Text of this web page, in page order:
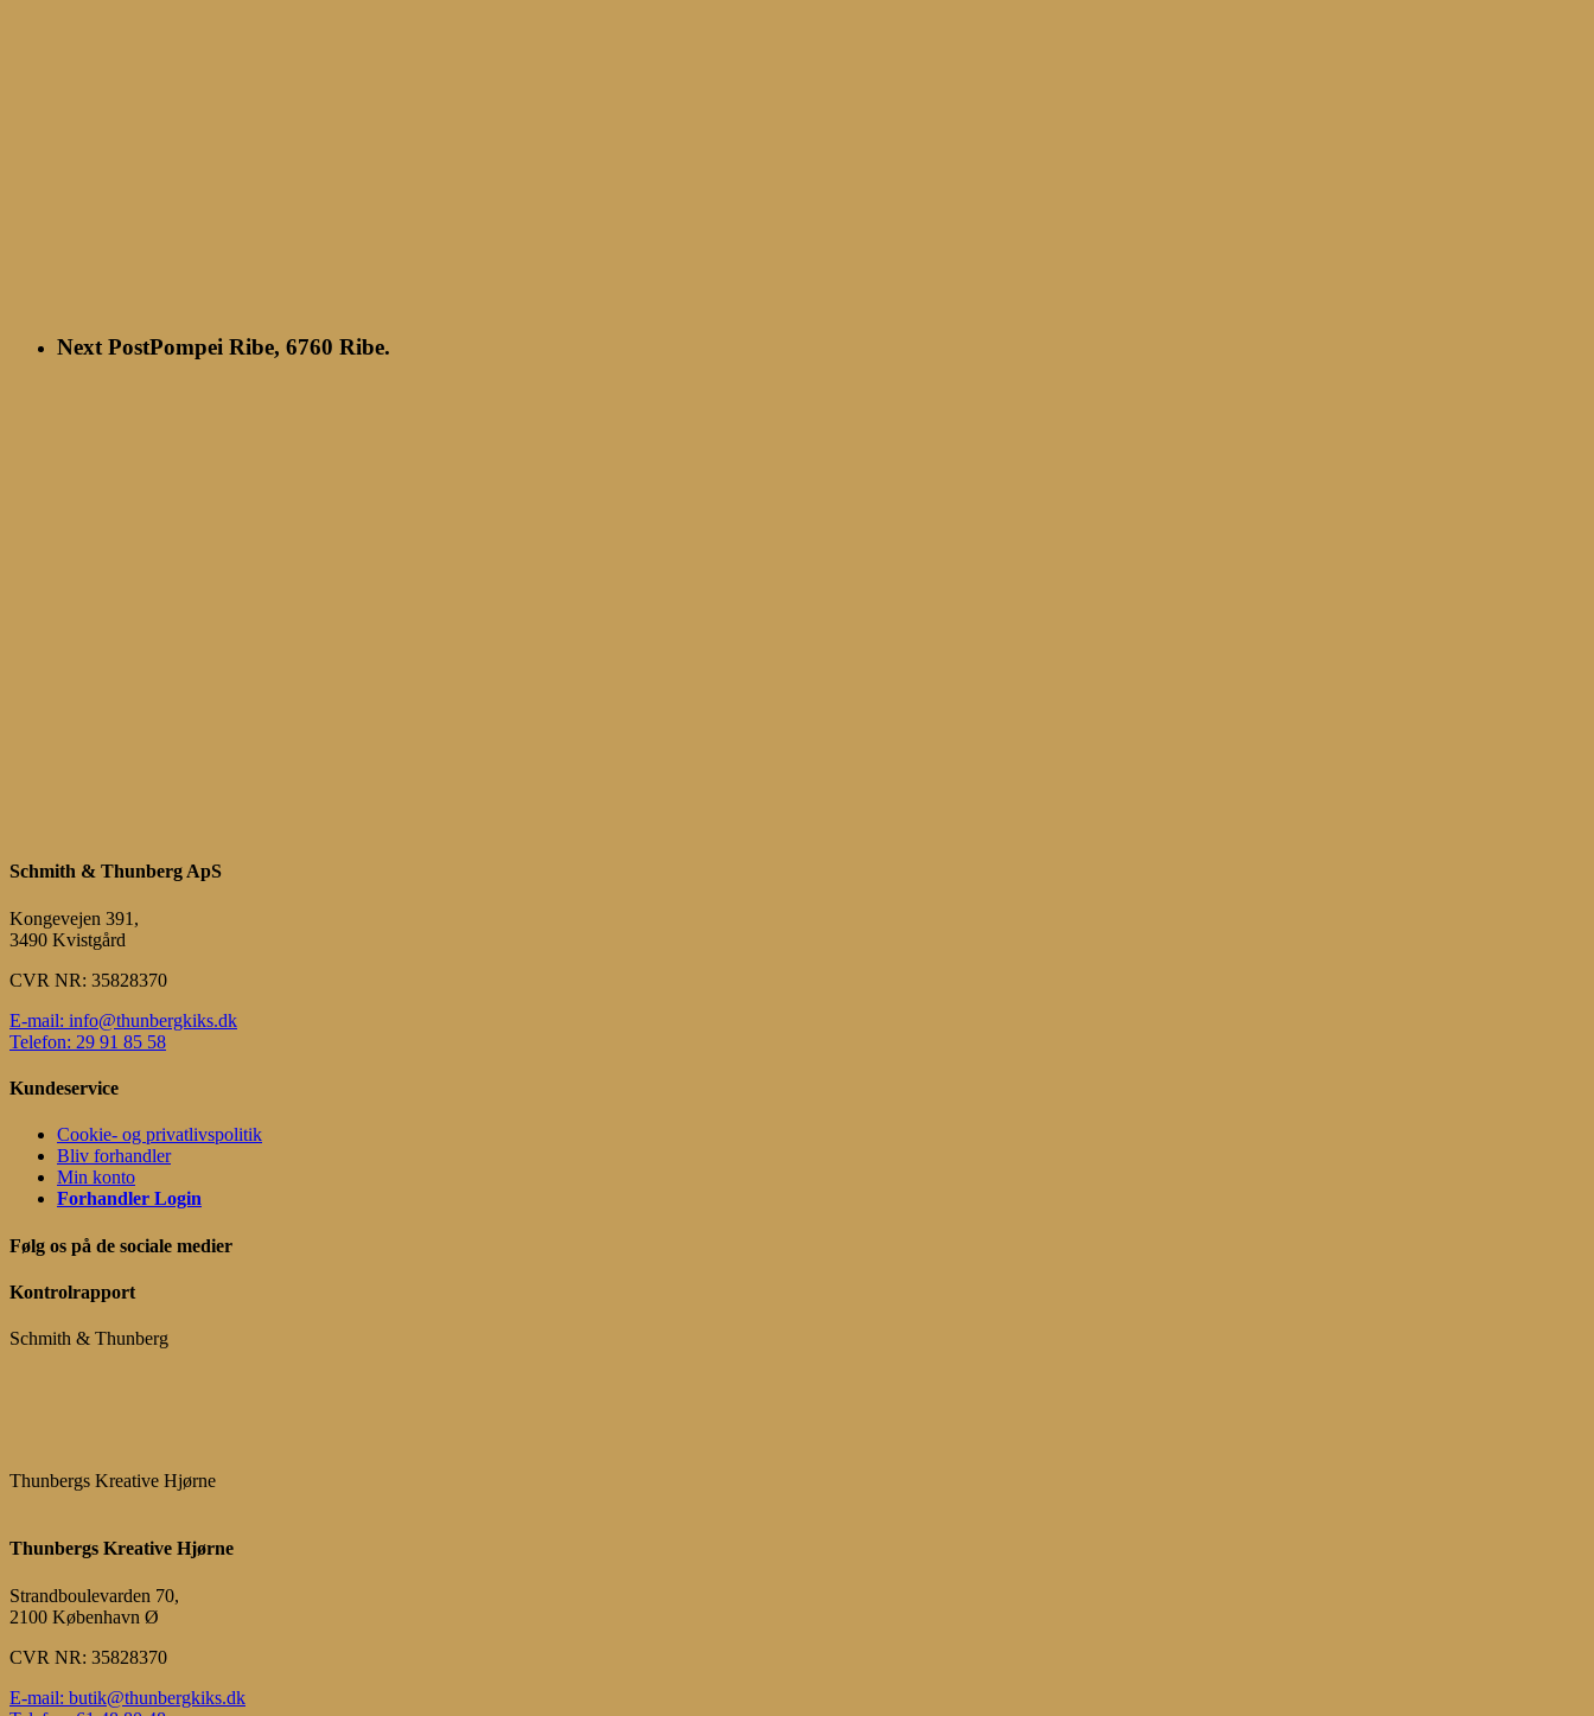
Next PostPompei Ribe, 6760 Ribe.
Schmith & Thunberg ApS
Kongevejen 391,
3490 Kvistgård
CVR NR: 35828370
E-mail: info@thunbergkiks.dk
Telefon: 29 91 85 58
Kundeservice
Cookie- og privatlivspolitik
Bliv forhandler
Min konto
Forhandler Login
Følg os på de sociale medier
Kontrolrapport
Schmith & Thunberg
Thunbergs Kreative Hjørne
Thunbergs Kreative Hjørne
Strandboulevarden 70,
2100 København Ø
CVR NR: 35828370
E-mail: butik@thunbergkiks.dk